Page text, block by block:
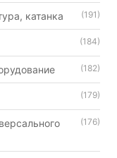
катанка (191)
(184)
(182)
(179)
(176)